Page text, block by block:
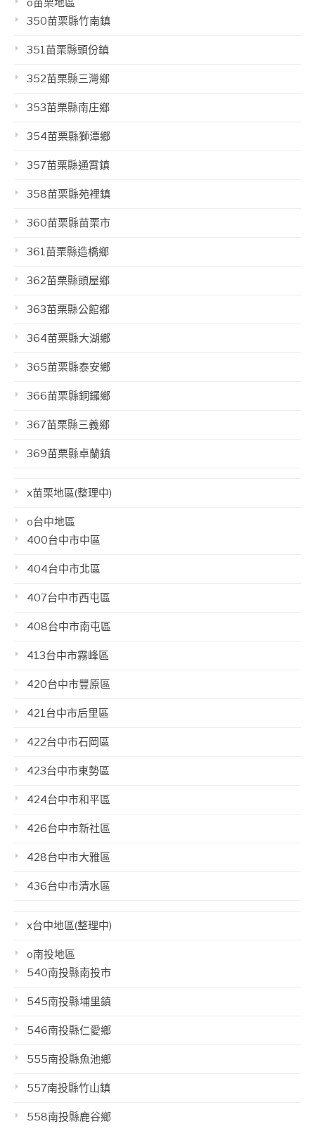
o苗栗地區
350苗栗縣竹南鎮
351苗栗縣頭份鎮
352苗栗縣三灣鄉
353苗栗縣南庄鄉
354苗栗縣獅潭鄉
357苗栗縣通霄鎮
358苗栗縣苑裡鎮
360苗栗縣苗栗市
361苗栗縣造橋鄉
362苗栗縣頭屋鄉
363苗栗縣公館鄉
364苗栗縣大湖鄉
365苗栗縣泰安鄉
366苗栗縣銅鑼鄉
367苗栗縣三義鄉
369苗栗縣卓蘭鎮
x苗栗地區(整理中)
o台中地區
400台中市中區
404台中市北區
407台中市西屯區
408台中市南屯區
413台中市霧峰區
420台中市豐原區
421台中市后里區
422台中市石岡區
423台中市東勢區
424台中市和平區
426台中市新社區
428台中市大雅區
436台中市清水區
x台中地區(整理中)
o南投地區
540南投縣南投市
545南投縣埔里鎮
546南投縣仁愛鄉
555南投縣魚池鄉
557南投縣竹山鎮
558南投縣鹿谷鄉